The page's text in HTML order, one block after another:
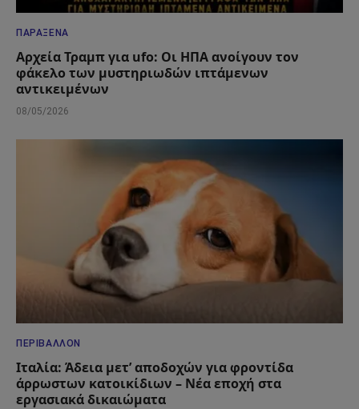
ΠΑΡΆΞΕΝΑ
Αρχεία Τραμπ για ufo: Οι ΗΠΑ ανοίγουν τον
φάκελο των μυστηριωδών ιπτάμενων
αντικειμένων
08/05/2026
ΠΕΡΙΒΆΛΛΟΝ
Ιταλία: Άδεια μετ’ αποδοχών για φροντίδα
άρρωστων κατοικίδιων – Νέα εποχή στα
εργασιακά δικαιώματα